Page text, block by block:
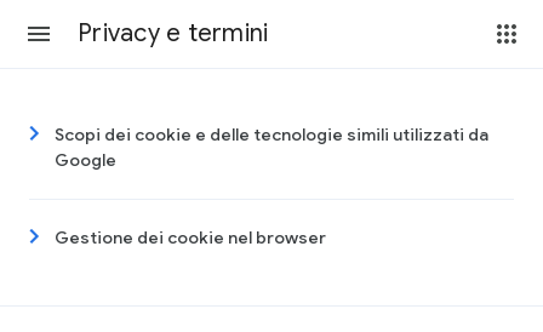
Privacy e termini
Scopi dei cookie e delle tecnologie simili utilizzati da
Google
Gestione dei cookie nel browser